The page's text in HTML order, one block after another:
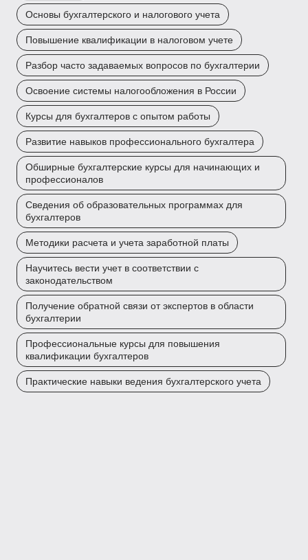
Основы бухгалтерского и налогового учета
Повышение квалификации в налоговом учете
Разбор часто задаваемых вопросов по бухгалтерии
Освоение системы налогообложения в России
Курсы для бухгалтеров с опытом работы
Развитие навыков профессионального бухгалтера
Обширные бухгалтерские курсы для начинающих и
профессионалов
Сведения об образовательных программах для
бухгалтеров
Методики расчета и учета заработной платы
Научитесь вести учет в соответствии с
законодательством
Получение обратной связи от экспертов в области
бухгалтерии
Профессиональные курсы для повышения
квалификации бухгалтеров
Практические навыки ведения бухгалтерского учета